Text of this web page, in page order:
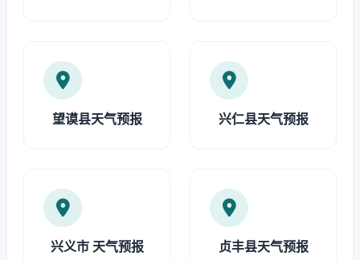
望谟县天气预报 兴仁县天气预报
兴义市 天气预报 贞丰县天气预报